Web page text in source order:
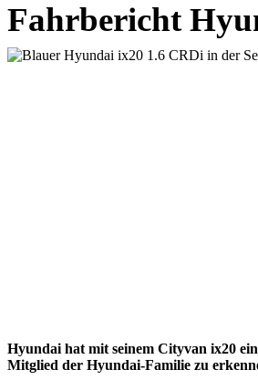
Fahrbericht
Hyundai hat mit seinem Cityvan ix20
Mitglied der Hyundai-Familie zu